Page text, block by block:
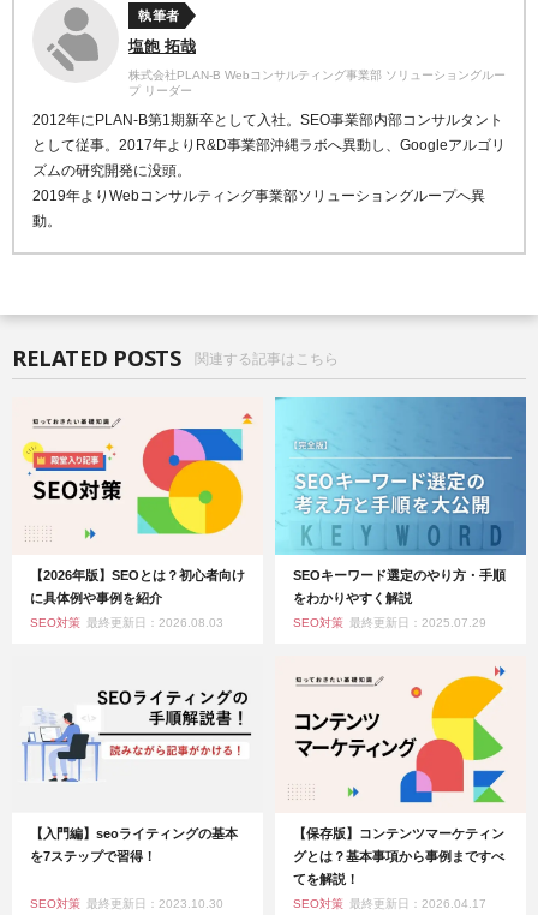
執筆者
塩飽 拓哉
株式会社PLAN-B Webコンサルティング事業部 ソリューショングルー
プ リーダー
2012年にPLAN-B第1期新卒として入社。SEO事業部内部コンサルタント
として従事。2017年よりR&D事業部沖縄ラボへ異動し、Googleアルゴリ
ズムの研究開発に没頭。
2019年よりWebコンサルティング事業部ソリューショングループへ異
動。
RELATED POSTS 関連する記事はこちら
【2026年版】SEOとは？初心者向け
に具体例や事例を紹介
SEO対策 最終更新日：2026.08.03
SEOキーワード選定のやり方・手順
をわかりやすく解説
SEO対策 最終更新日：2025.07.29
【入門編】seoライティングの基本
を7ステップで習得！
SEO対策 最終更新日：2023.10.30
【保存版】コンテンツマーケティン
グとは？基本事項から事例まですべ
てを解説！
SEO対策 最終更新日：2026.04.17